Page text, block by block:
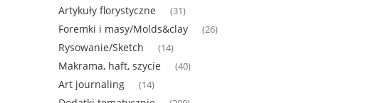
Artykuły florystyczne (31)
Foremki i masy/Molds&clay (26)
Rysowanie/Sketch (14)
Makrama, haft, szycie (40)
Art journaling (14)